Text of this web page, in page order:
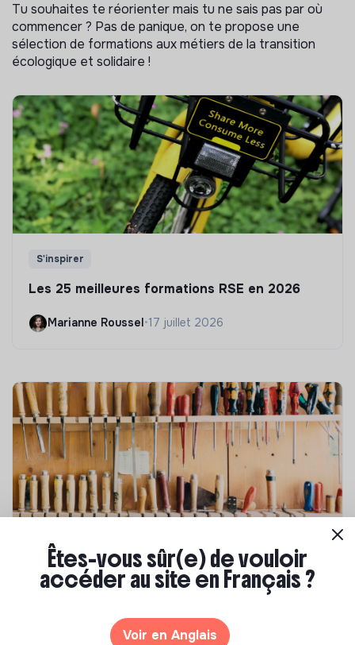
Tu souhaites te réorienter mais tu ne sais pas par où
commencer ? Pas de panique, on te propose une
sélection de formations aux métiers de la transition
écologique et solidaire !
S'inspirer
Les 25 meilleures formations RSE en 2026
Marianne Roussel •17 juillet 2026
Compétences & formations
Comment se former à la transition écologique
Marianne Roussel 09 janvier 2024
Êtes-vous sûr(e) de vouloir
accéder au site en Français ?
Voir en Anglais